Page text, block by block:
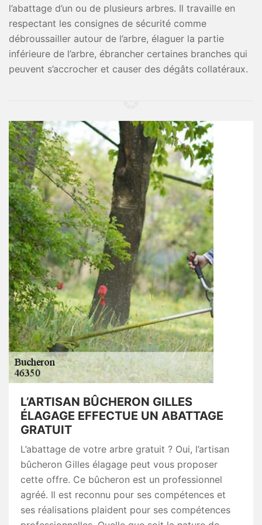
l’abattage d’un ou de plusieurs arbres. Il travaille en
respectant les consignes de sécurité comme
débroussailler autour de l’arbre, élaguer la partie
inférieure de l’arbre, ébrancher certaines branches qui
peuvent s’accrocher et causer des dégâts collatéraux.
L’ARTISAN BÛCHERON GILLES
ÉLAGAGE EFFECTUE UN ABATTAGE
GRATUIT
L’abattage de votre arbre gratuit ? Oui, l’artisan
bûcheron Gilles élagage peut vous proposer
cette offre. Ce bûcheron est un professionnel
agréé. Il est reconnu pour ses compétences et
ses réalisations plaident pour ses compétences